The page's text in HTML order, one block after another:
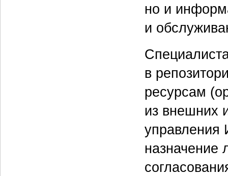
но и
и
в
ресурсам
из внешних
управления
назначение